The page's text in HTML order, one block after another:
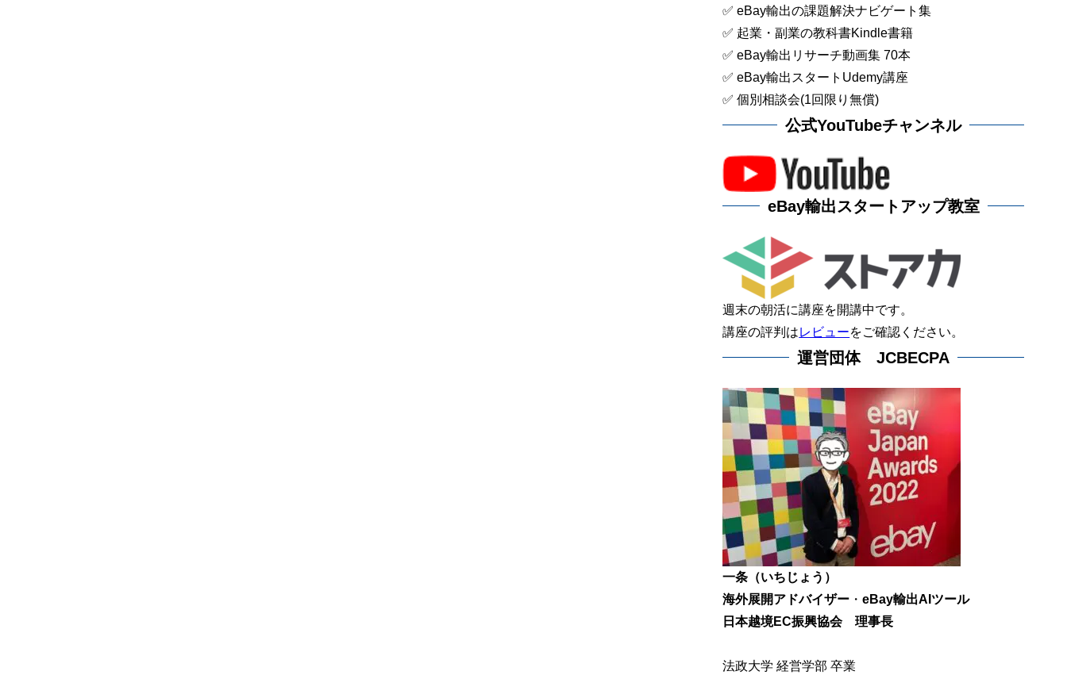
✅ eBay輸出の課題解決ナビゲート集
✅ 起業・副業の教科書Kindle書籍
✅ eBay輸出リサーチ動画集 70本
✅ eBay輸出スタートUdemy講座
✅ 個別相談会(1回限り無償)
公式YouTubeチャンネル
eBay輸出スタートアップ教室
週末の朝活に講座を開講中です。
講座の評判はレビューをご確認ください。
運営団体 JCBECPA
一条（いちじょう）
海外展開アドバイザー ・eBay輸出AIツール
日本越境EC振興協会 理事長
法政大学 経営学部 卒業